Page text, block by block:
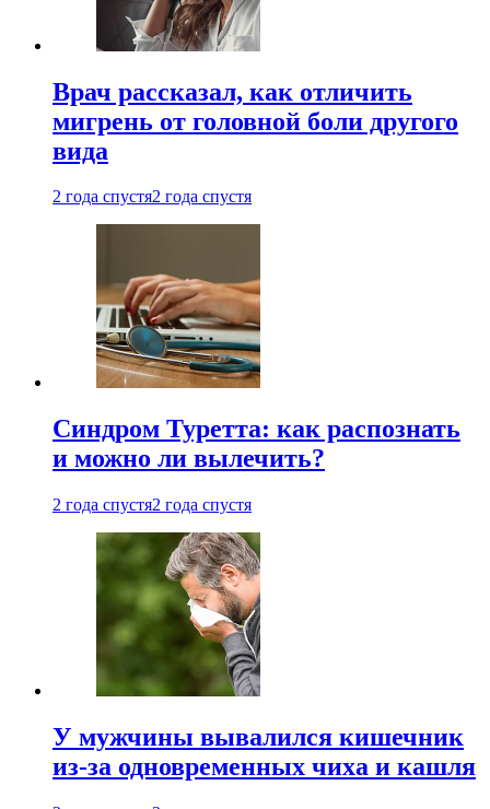
Врач рассказал, как отличить
мигрень от головной боли другого
вида
2 года спустя2 года спустя
Синдром Туретта: как распознать
и можно ли вылечить?
2 года спустя2 года спустя
У мужчины вывалился кишечник
из-за одновременных чиха и кашля